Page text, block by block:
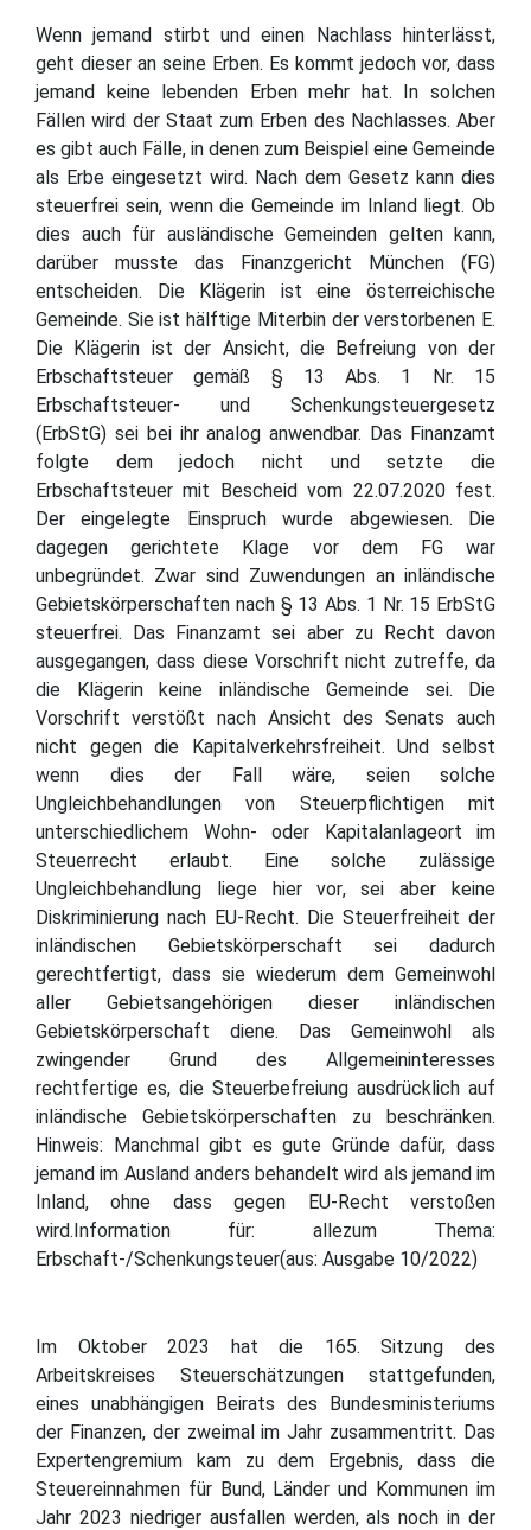
Wenn jemand stirbt und einen Nachlass hinterlässt,
geht dieser an seine Erben. Es kommt jedoch vor, dass
jemand keine lebenden Erben mehr hat. In solchen
Fällen wird der Staat zum Erben des Nachlasses. Aber
es gibt auch Fälle, in denen zum Beispiel eine Gemeinde
als Erbe eingesetzt wird. Nach dem Gesetz kann dies
steuerfrei sein, wenn die Gemeinde im Inland liegt. Ob
dies auch für ausländische Gemeinden gelten kann,
darüber musste das Finanzgericht München (FG)
entscheiden. Die Klägerin ist eine österreichische
Gemeinde. Sie ist hälftige Miterbin der verstorbenen E.
Die Klägerin ist der Ansicht, die Befreiung von der
Erbschaftsteuer gemäß § 13 Abs. 1 Nr. 15
Erbschaftsteuer- und Schenkungsteuergesetz
(ErbStG) sei bei ihr analog anwendbar. Das Finanzamt
folgte dem jedoch nicht und setzte die
Erbschaftsteuer mit Bescheid vom 22.07.2020 fest.
Der eingelegte Einspruch wurde abgewiesen. Die
dagegen gerichtete Klage vor dem FG war
unbegründet. Zwar sind Zuwendungen an inländische
Gebietskörperschaften nach § 13 Abs. 1 Nr. 15 ErbStG
steuerfrei. Das Finanzamt sei aber zu Recht davon
ausgegangen, dass diese Vorschrift nicht zutreffe, da
die Klägerin keine inländische Gemeinde sei. Die
Vorschrift verstößt nach Ansicht des Senats auch
nicht gegen die Kapitalverkehrsfreiheit. Und selbst
wenn dies der Fall wäre, seien solche
Ungleichbehandlungen von Steuerpflichtigen mit
unterschiedlichem Wohn- oder Kapitalanlageort im
Steuerrecht erlaubt. Eine solche zulässige
Ungleichbehandlung liege hier vor, sei aber keine
Diskriminierung nach EU-Recht. Die Steuerfreiheit der
inländischen Gebietskörperschaft sei dadurch
gerechtfertigt, dass sie wiederum dem Gemeinwohl
aller Gebietsangehörigen dieser inländischen
Gebietskörperschaft diene. Das Gemeinwohl als
zwingender Grund des Allgemeininteresses
rechtfertige es, die Steuerbefreiung ausdrücklich auf
inländische Gebietskörperschaften zu beschränken.
Hinweis: Manchmal gibt es gute Gründe dafür, dass
jemand im Ausland anders behandelt wird als jemand im
Inland, ohne dass gegen EU-Recht verstoßen
wird.Information für: allezum Thema:
Erbschaft-/Schenkungsteuer(aus: Ausgabe 10/2022)
Im Oktober 2023 hat die 165. Sitzung des
Arbeitskreises Steuerschätzungen stattgefunden,
eines unabhängigen Beirats des Bundesministeriums
der Finanzen, der zweimal im Jahr zusammentritt. Das
Expertengremium kam zu dem Ergebnis, dass die
Steuereinnahmen für Bund, Länder und Kommunen im
Jahr 2023 niedriger ausfallen werden, als noch in der